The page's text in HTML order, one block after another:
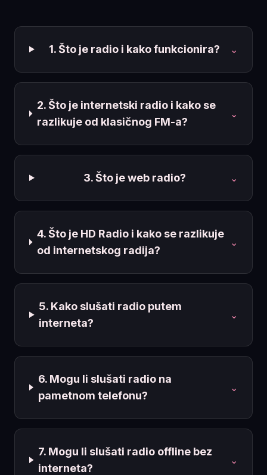
1. Što je radio i kako funkcionira? ⌄
2. Što je internetski radio i kako se
razlikuje od klasičnog FM-a?
⌄
3. Što je web radio? ⌄
4. Što je HD Radio i kako se razlikuje
od internetskog radija?
⌄
5. Kako slušati radio putem
interneta?
⌄
6. Mogu li slušati radio na
pametnom telefonu?
⌄
7. Mogu li slušati radio offline bez
interneta?
⌄